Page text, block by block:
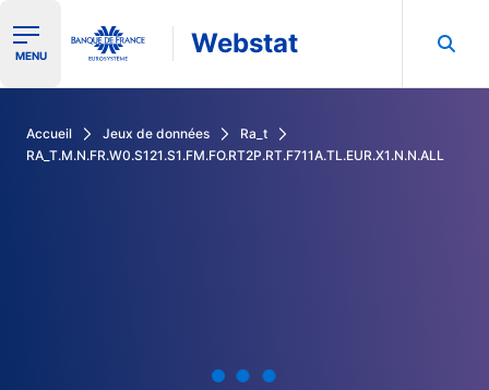
Ouvrir le menu de navigation
MENU Webstat
Accueil Jeux de données
Ra_t
RA_T.M.N.FR.W0.S121.S1.FM.FO.RT2P.RT.F711A.TL.EUR.X1.N.N.ALL